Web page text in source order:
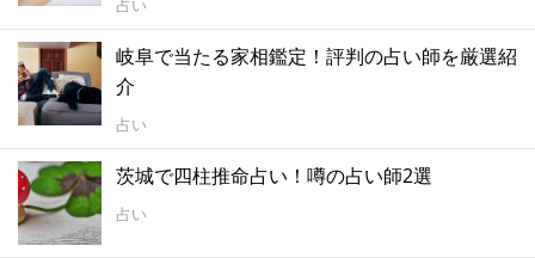
占い
岐阜で当たる家相鑑定！評判の占い師を厳選紹
介
占い
茨城で四柱推命占い！噂の占い師2選
占い